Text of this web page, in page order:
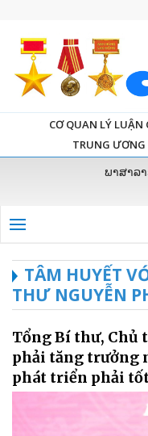
CƠ QUAN LÝ
TRUNG
ພາສາລ
TÂM HUYẾT
THƯ NGUYỄN
Tổng Bí thư, Chủ
phải tăng trưởng
phát triển phải